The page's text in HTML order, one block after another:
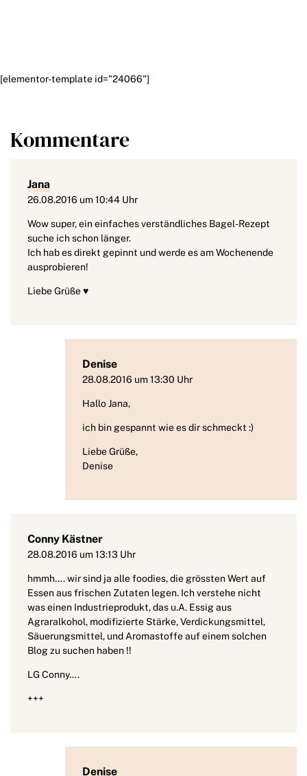
[elementor-template id="24066"]
Kommentare
Jana
26.08.2016 um 10:44 Uhr
Wow super, ein einfaches verständliches Bagel-Rezept
suche ich schon länger.
Ich hab es direkt gepinnt und werde es am Wochenende
ausprobieren!
Liebe Grüße ♥
Denise
28.08.2016 um 13:30 Uhr
Hallo Jana,
ich bin gespannt wie es dir schmeckt :)
Liebe Grüße,
Denise
Conny Kästner
28.08.2016 um 13:13 Uhr
hmmh…. wir sind ja alle foodies, die grössten Wert auf
Essen aus frischen Zutaten legen. Ich verstehe nicht
was einen Industrieprodukt, das u.A. Essig aus
Agraralkohol, modifizierte Stärke, Verdickungsmittel,
Säuerungsmittel, und Aromastoffe auf einem solchen
Blog zu suchen haben !!
LG Conny….
+++
Denise